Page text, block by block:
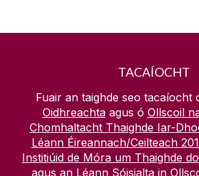
TACAÍOCHT
Fuair an taighde seo tacaíocht
Oidhreachtaagus ó Ollscoil
Chomhaltacht Thaighde Iar-
Léann Éireannach/Ceilteach
Institiúid de Móra um Thaighde
agus an Léann Sóisialtain